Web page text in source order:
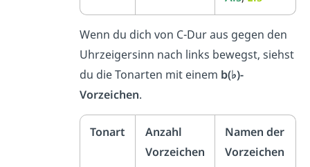
Wenn du dich von C-Dur aus gegen den
Uhrzeigersinn nach links bewegst, siehst
du die Tonarten mit einem b(♭)-
Vorzeichen.
Tonart
Anzahl
Vorzeichen
Namen der
Vorzeichen